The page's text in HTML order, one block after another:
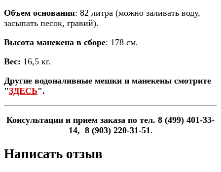
Объем основания: 82 литра (можно заливать воду,
засыпать песок, гравий).
Высота манекена в сборе: 178 см.
Вес: 16,5 кг.
Другие водоналивные мешки и манекены смотрите
"ЗДЕСЬ".
Консультации и прием заказа по тел. 8 (499) 401-33-
14, 8 (903) 220-31-51 .
Написать отзыв